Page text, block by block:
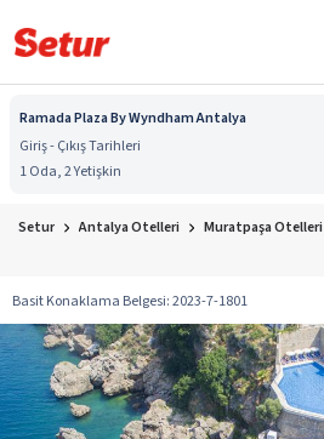
Ramada Plaza By Wyndham Antalya
Giriş - Çıkış Tarihleri
1 Oda, 2 Yetişkin
Setur Antalya Otelleri Muratpaşa Otelleri
Basit Konaklama Belgesi:2023-7-1801